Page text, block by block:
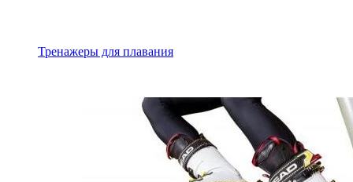
Тренажеры для плавания